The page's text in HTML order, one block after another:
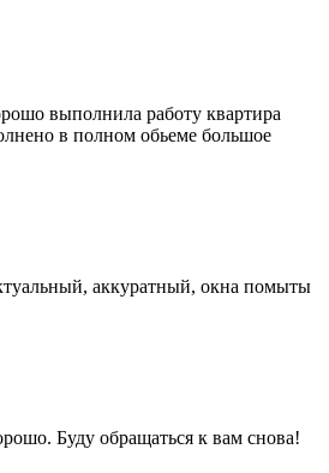
выполнила работу квартира
в полном обьеме большое
аккуратный, окна помыты
Буду обращаться к вам снова!